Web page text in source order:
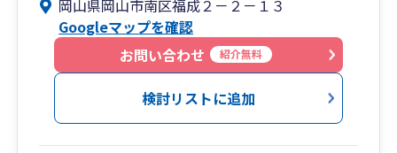
岡山県岡山市南区福成２－２－１３
Googleマップを確認
お問い合わせ
紹介無料
検討リストに追加